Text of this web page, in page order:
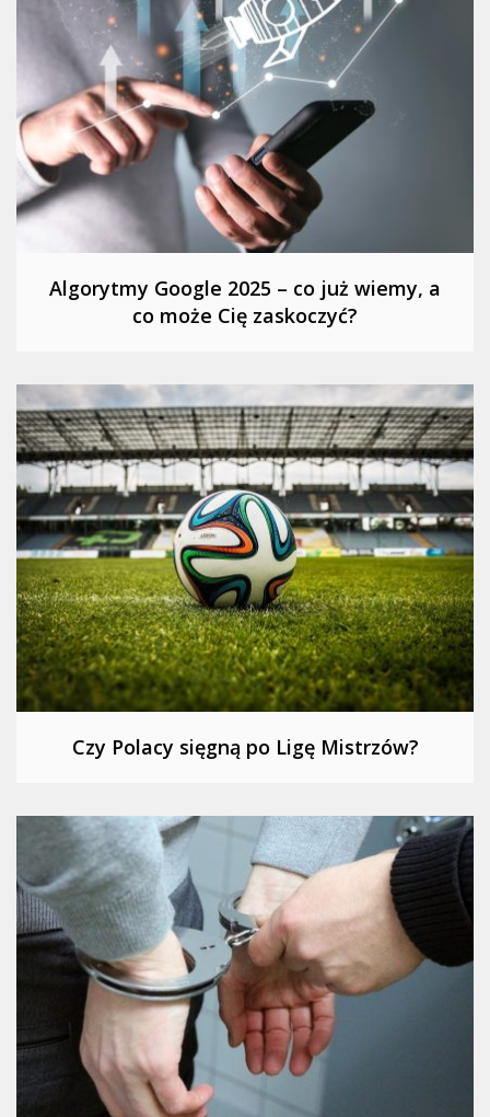
Algorytmy Google 2025 – co już wiemy, a
co może Cię zaskoczyć?
Czy Polacy sięgną po Ligę Mistrzów?